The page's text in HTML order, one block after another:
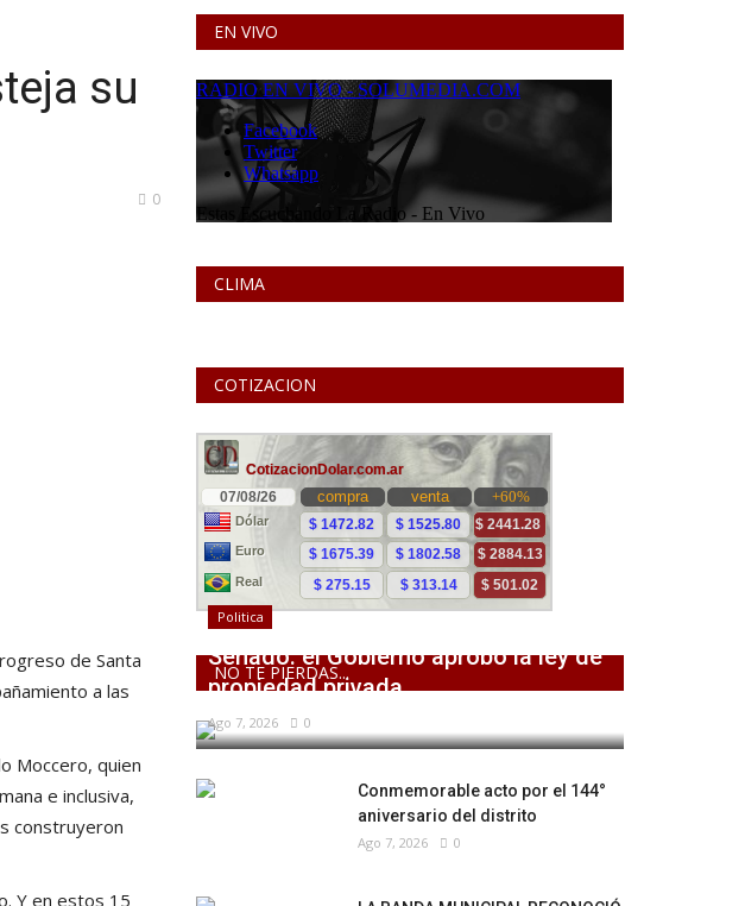
su
0
de Santa
a las
Moccero, quien
e inclusiva,
construyeron
Y en estos 15
EN VIVO
CLIMA
COTIZACION
NO TE PIERDAS...
Politica
Senado: el Gobierno aprobó la ley de
propiedad privada,...
Ago 7, 2026 0
Conmemorable acto por el 144°
aniversario del distrito
Ago 7, 2026 0